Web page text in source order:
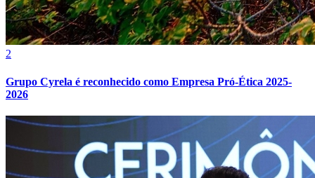
2
Grupo Cyrela é reconhecido como Empresa Pró-Ética 2025-
2026